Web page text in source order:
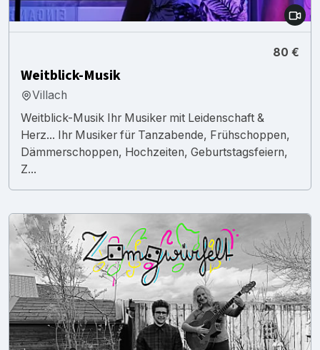
80 €
Weitblick-Musik
Villach
Weitblick-Musik Ihr Musiker mit Leidenschaft &
Herz... Ihr Musiker für Tanzabende, Frühschoppen,
Dämmerschoppen, Hochzeiten, Geburtstagsfeiern,
Z...